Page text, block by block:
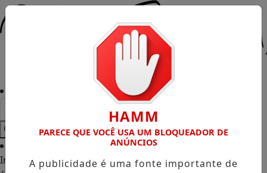
Início
HAMM
PARECE QUE VOCÊ USA UM BLOQUEADOR DE
ANÚNCIOS
A publicidade é uma fonte importante de